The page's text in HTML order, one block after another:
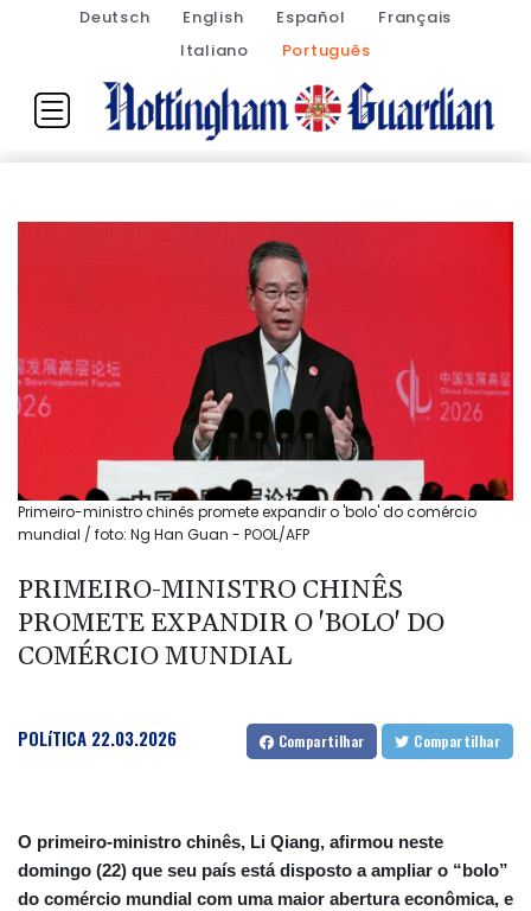
Deutsch English Español
Français
Italiano
Português
Primeiro-ministro chinês promete expandir o 'bolo' do comércio
mundial / foto: Ng Han Guan - POOL/AFP
PRIMEIRO-MINISTRO CHINÊS
PROMETE EXPANDIR O 'BOLO' DO
COMÉRCIO MUNDIAL
POLíTICA 22.03.2026 Compartilhar Compartilhar
O primeiro-ministro chinês, Li Qiang, afirmou neste
domingo (22) que seu país está disposto a ampliar o “bolo”
do comércio mundial com uma maior abertura econômica, e